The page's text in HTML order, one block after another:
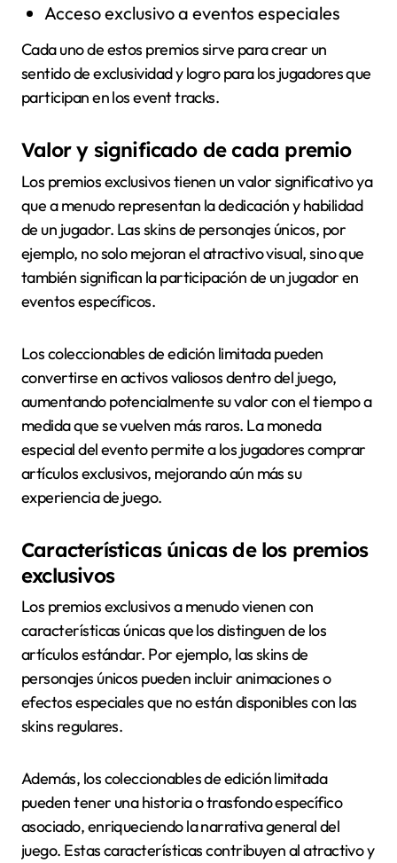
Acceso exclusivo a eventos especiales
Cada uno de estos premios sirve para crear un
sentido de exclusividad y logro para los jugadores que
participan en los event tracks.
Valor y significado de cada premio
Los premios exclusivos tienen un valor significativo ya
que a menudo representan la dedicación y habilidad
de un jugador. Las skins de personajes únicos, por
ejemplo, no solo mejoran el atractivo visual, sino que
también significan la participación de un jugador en
eventos específicos.
Los coleccionables de edición limitada pueden
convertirse en activos valiosos dentro del juego,
aumentando potencialmente su valor con el tiempo a
medida que se vuelven más raros. La moneda
especial del evento permite a los jugadores comprar
artículos exclusivos, mejorando aún más su
experiencia de juego.
Características únicas de los premios
exclusivos
Los premios exclusivos a menudo vienen con
características únicas que los distinguen de los
artículos estándar. Por ejemplo, las skins de
personajes únicos pueden incluir animaciones o
efectos especiales que no están disponibles con las
skins regulares.
Además, los coleccionables de edición limitada
pueden tener una historia o trasfondo específico
asociado, enriqueciendo la narrativa general del
juego. Estas características contribuyen al atractivo y